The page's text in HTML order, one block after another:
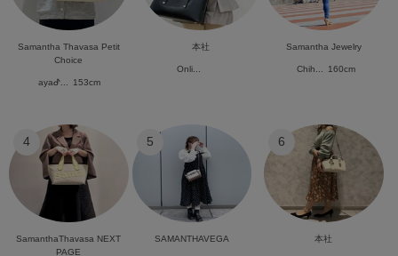
Samantha Thavasa Petit
Choice
ayaᕷ... 153cm
本社
Onli...
Samantha Jewelry
Chih... 160cm
4
SamanthaThavasa NEXT
PAGE
5
SAMANTHAVEGA
6
本社